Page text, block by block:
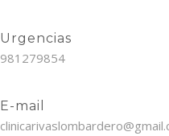
Urgencias
981279854
E-mail